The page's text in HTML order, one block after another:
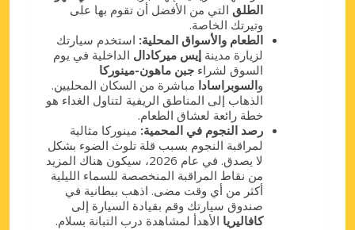
الطلق التي من الأفضل أن تقوم بها على
وتيرتك الخاصة.
الطعام والأسواق المحلية: استخدم سيارتك
لزيارة مدينة إيس ميركادال الداخلية في يوم
السوق لشراء جبن ماهون-مينوركا
والسوبراسادا مباشرة من السكان المحليين.
الذهاب إلى المناطق الريفية لتناول الغداء هو
خطة رائعة لعشاق الطعام.
رصد النجوم في المحمية: مينوركا مثالية
لمراقبة النجوم بسبب قلة تلوث الضوء بشكل
لا يصدق. في عام 2026، سيكون هناك المزيد
من نقاط المراقبة المنخصصة للسماء الليلية
أكثر من أي وقت مضى. اذهب ببطانية في
صندوق سيارتك وقم بقيادة السيارة إلى
كافاليريا الأهدأ لمشاهدة درب التبانة بسلام.